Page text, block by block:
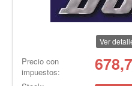
Ver
Precio con
impuestos: